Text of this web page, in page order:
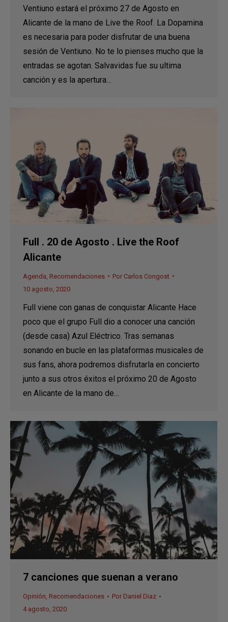
Ventiuno estará el próximo 27 de Agosto en
Alicante de la mano de Live the Roof. La Dopamina
es necesaria para poder disfrutar de una buena
sesión de Ventiuno. No te lo pienses mucho que la
entradas se agotan. Salvavidas fue su ultima
canción y es la apertura…
Full . 20 de Agosto . Live the Roof
Alicante
Agenda Recomendaciones Por Carlos Congost
10 agosto, 2020
Full viene con ganas de conquistar Alicante Hace
poco que el grupo Full dio a conocer una canción
(desde casa) Azul Eléctrico. Tras semanas
sonando en bucle en las plataformas musicales de
sus fans, ahora podremos disfrutarla en concierto
junto a sus otros éxitos el próximo 20 de Agosto
en Alicante de la mano de…
7 canciones que suenan a verano
Opinión, Recomendaciones Por Daniel Diaz
4 agosto, 2020